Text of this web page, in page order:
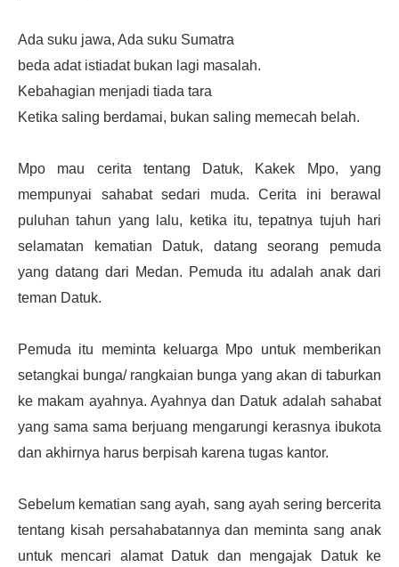
Ada suku jawa, Ada suku Sumatra
beda adat istiadat bukan lagi masalah.
Kebahagian menjadi tiada tara
Ketika saling berdamai, bukan saling memecah belah.
Mpo mau cerita tentang Datuk, Kakek Mpo, yang
mempunyai sahabat sedari muda. Cerita ini berawal
puluhan tahun yang lalu, ketika itu, tepatnya tujuh hari
selamatan kematian Datuk, datang seorang pemuda
yang datang dari Medan. Pemuda itu adalah anak dari
teman Datuk.
Pemuda itu meminta keluarga Mpo untuk memberikan
setangkai bunga/ rangkaian bunga yang akan di taburkan
ke makam ayahnya. Ayahnya dan Datuk adalah sahabat
yang sama sama berjuang mengarungi kerasnya ibukota
dan akhirnya harus berpisah karena tugas kantor.
Sebelum kematian sang ayah, sang ayah sering bercerita
tentang kisah persahabatannya dan meminta sang anak
untuk mencari alamat Datuk dan mengajak Datuk ke